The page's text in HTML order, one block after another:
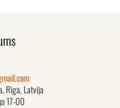
Rīga, Latvija
17-00